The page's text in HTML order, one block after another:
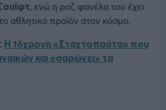
, ενώ η ροζ φανέλα του έχει
αθλητικό προϊόν στον κόσμο.
Η 16χρονη «Σταχτοπούτα» που
και «σαρώνει» τα